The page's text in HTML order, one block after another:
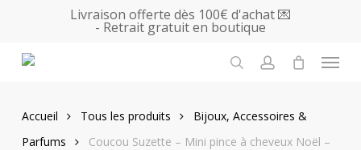
main
Livraison offerte dès 100€ d'achat 💌
- Retrait gratuit en boutique
Menu
Accueil Tous les produits
Bijoux, Accessoires &
Parfums
Coucou Suzette – Mini pince à cheveux Noël –